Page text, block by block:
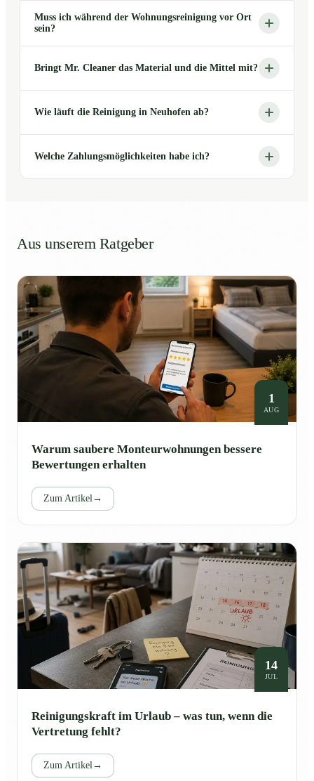
Muss ich während der Wohnungsreinigung vor Ort
sein?
Bringt Mr. Cleaner das Material und die Mittel mit?
Wie läuft die Reinigung in Neuhofen ab?
Welche Zahlungsmöglichkeiten habe ich?
Aus unserem Ratgeber
1
AUG
Warum saubere Monteurwohnungen bessere
Bewertungen erhalten
Zum Artikel→
14
JUL
Reinigungskraft im Urlaub – was tun, wenn die
Vertretung fehlt?
Zum Artikel→